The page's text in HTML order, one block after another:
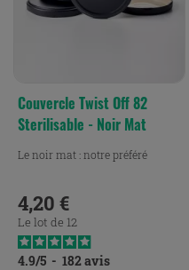
Couvercle Twist Off 82
Sterilisable - Noir Mat
Le noir mat : notre préféré
Prix
4,20 €
Le lot de 12
4.9/5 - 182avis